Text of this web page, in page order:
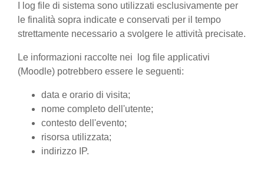
I log file di sistema sono utilizzati esclusivamente per
le finalità sopra indicate e conservati per il tempo
strettamente necessario a svolgere le attività precisate.
Le informazioni raccolte nei log file applicativi
(Moodle) potrebbero essere le seguenti:
data e orario di visita;
nome completo dell'utente;
contesto dell'evento;
risorsa utilizzata;
indirizzo IP.